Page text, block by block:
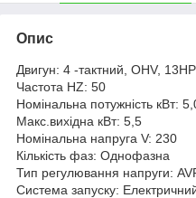
Опис
Двигун: 4 -тактний, OHV, 13HP
Частота HZ: 50
Номінальна потужність кВт:
Макс.вихідна кВт: 5,5
Номінальна напруга V: 230
Кількість фаз: Однофазна
Тип регулювання напруги:
Система запуску: